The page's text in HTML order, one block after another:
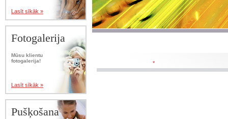
Lasīt sīkāk »
Fotogalerija
Mūsu klientu
fotogalerija!
Lasīt sīkāk »
Pušķošana
*